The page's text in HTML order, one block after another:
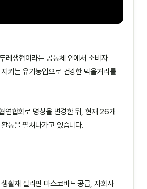
레생협이라는 공동체 안에서 소비자
키는 유기농업으로 건강한 먹을거리를
연합회로 명칭을 변경한 뒤, 현재 26개
동을 펼쳐나가고 있습니다.
활재 필리핀 마스코바도 공급, 자회사